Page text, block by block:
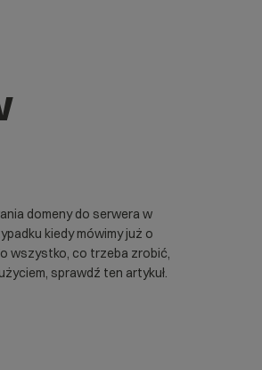
domeny do serwera w
kiedy mówimy już o
wszystko, co trzeba zrobić,
sprawdź ten artykuł.